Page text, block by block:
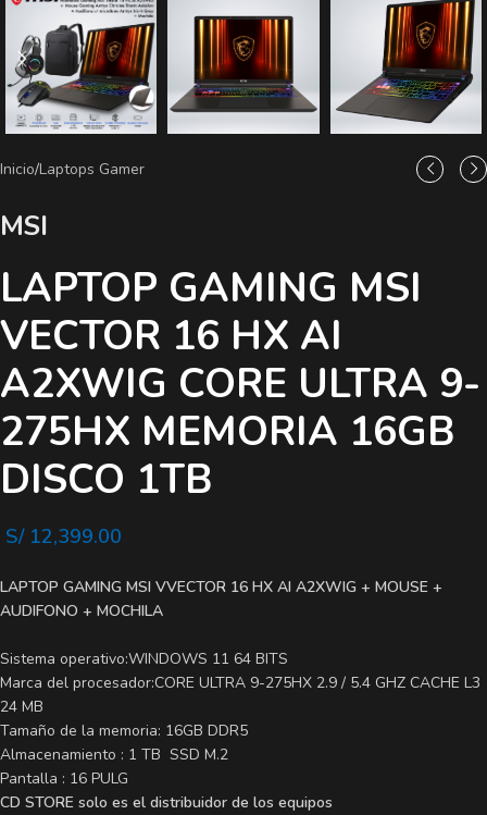
Inicio/Laptops Gamer
MSI
LAPTOP GAMING MSI
VECTOR 16 HX AI
A2XWIG CORE ULTRA 9-
275HX MEMORIA 16GB
DISCO 1TB
S/12,399.00
LAPTOP GAMING MSI VVECTOR 16 HX AI A2XWIG + MOUSE +
AUDIFONO + MOCHILA
Sistema operativo:WINDOWS 11 64 BITS
Marca del procesador:CORE ULTRA 9-275HX 2.9 / 5.4 GHZ CACHE L3
24 MB
Tamaño de la memoria: 16GB DDR5
Almacenamiento : 1 TB SSD M.2
Pantalla : 16 PULG
CD STORE solo es el distribuidor de los equipos